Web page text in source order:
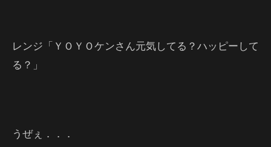
レンジ「ＹＯＹＯケンさん元気してる？ハッピーして
る？」
うぜぇ．．．